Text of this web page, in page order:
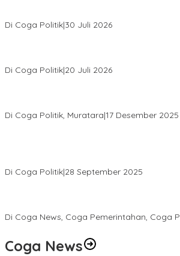
Di Coga Politik|30 Juli 2026
Di Coga Politik|20 Juli 2026
Di Coga Politik, Muratara|17 Desember 2025
Di Coga Politik|28 September 2025
Di Coga News, Coga Pemerintahan, Coga
Coga News